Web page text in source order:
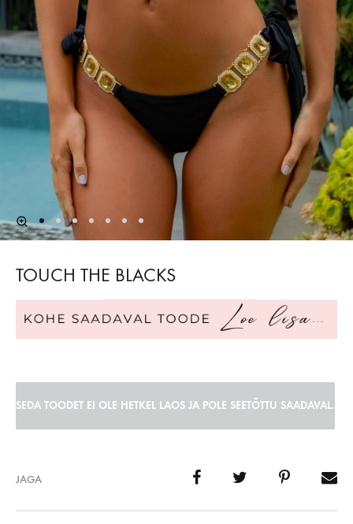
TOUCH THE BLACKS
SEDA TOODET EI OLE HETKEL LAOS JA POLE SEETÕTTU SAADAVAL.
JAGA